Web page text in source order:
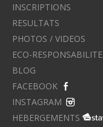
INSCRIPTIONS
RESULTATS
PHOTOS / VIDEOS
ECO-RESPONSABILITE
BLOG
FACEBOOK
INSTAGRAM
HEBERGEMENTS